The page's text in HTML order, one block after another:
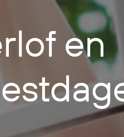
en